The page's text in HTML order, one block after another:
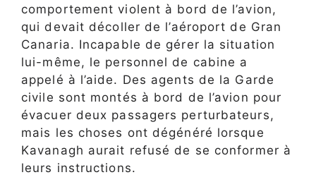
comportement violent à bord de l’avion,
qui devait décoller de l’aéroport de Gran
Canaria. Incapable de gérer la situation
lui-même, le personnel de cabine a
appelé à l’aide. Des agents de la Garde
civile sont montés à bord de l’avion pour
évacuer deux passagers perturbateurs,
mais les choses ont dégénéré lorsque
Kavanagh aurait refusé de se conformer à
leurs instructions.